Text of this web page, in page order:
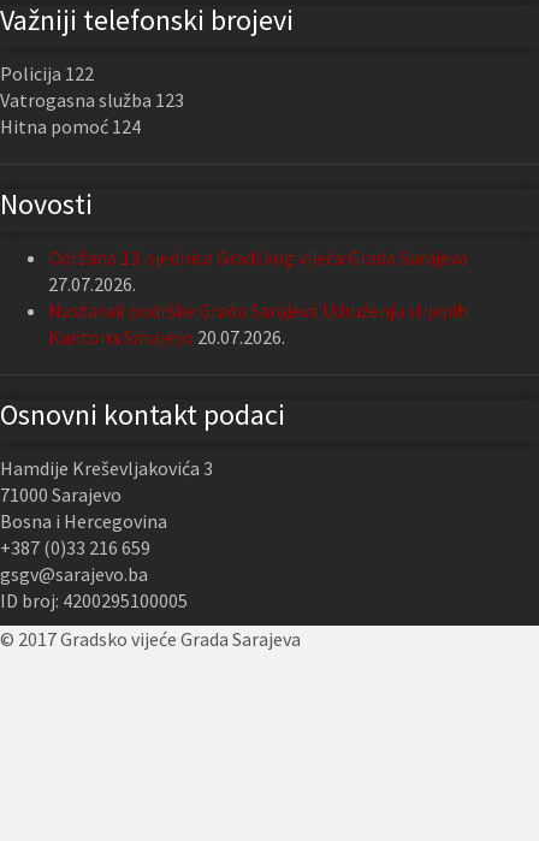
Važniji telefonski brojevi
Policija 122
Vatrogasna služba 123
Hitna pomoć 124
Novosti
Održana 13. sjednica Gradskog vijeća Grada Sarajeva
27.07.2026.
Nastavak podrške Grada Sarajeva Udruženju slijepih
Kantona Sarajevo 20.07.2026.
Osnovni kontakt podaci
Hamdije Kreševljakovića 3
71000 Sarajevo
Bosna i Hercegovina
+387 (0)33 216 659
gsgv@sarajevo.ba
ID broj: 4200295100005
© 2017 Gradsko vijeće Grada Sarajeva